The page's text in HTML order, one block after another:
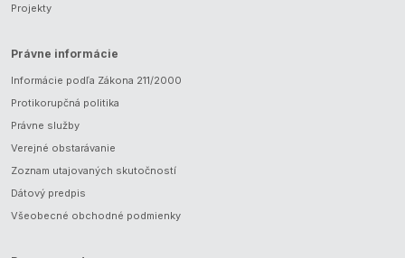
Projekty
Právne informácie
Informácie podľa Zákona 211/2000
Protikorupčná politika
Právne služby
Verejné obstarávanie
Zoznam utajovaných skutočností
Dátový predpis
Všeobecné obchodné podmienky